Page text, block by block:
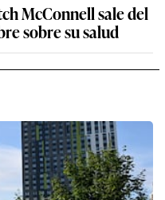
McConnell sale del
sobre su salud